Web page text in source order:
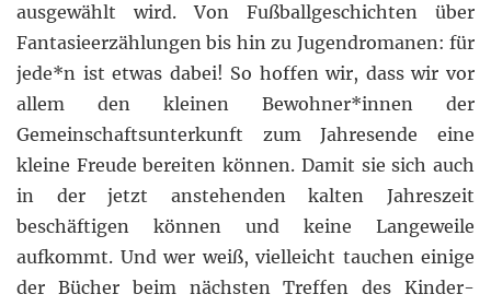
ausgewählt wird. Von Fußballgeschichten über
Fantasieerzählungen bis hin zu Jugendromanen: für
jede*n ist etwas dabei! So hoffen wir, dass wir vor
allem den kleinen Bewohner*innen der
Gemeinschaftsunterkunft zum Jahresende eine
kleine Freude bereiten können. Damit sie sich auch
in der jetzt anstehenden kalten Jahreszeit
beschäftigen können und keine Langeweile
aufkommt. Und wer weiß, vielleicht tauchen einige
der Bücher beim nächsten Treffen des Kinder-